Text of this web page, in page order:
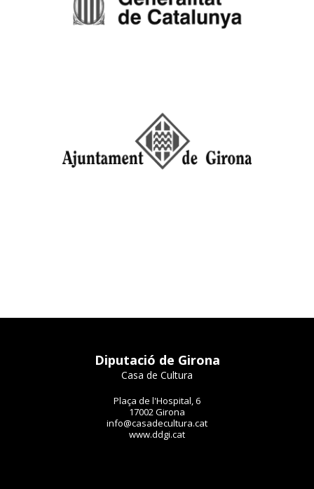
Diputació de Girona
Casa de Cultura
Plaça de l'Hospital, 6
17002 Girona
info@casadecultura.cat
www.ddgi.cat